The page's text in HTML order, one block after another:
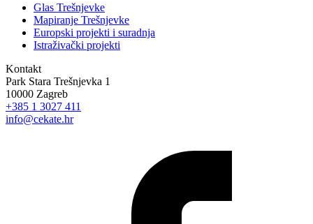
Glas Trešnjevke
Mapiranje Trešnjevke
Europski projekti i suradnja
Istraživački projekti
Kontakt
Park Stara Trešnjevka 1
10000 Zagreb
+385 1 3027 411
info@cekate.hr